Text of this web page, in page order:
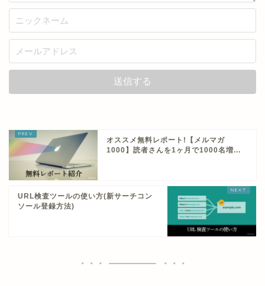
オススメ無料レポート!【メルマガ
1000】読者さんを1ヶ月で1000名増...
URL検査ツールの使い方(新サーチコン
ソール登録方法)